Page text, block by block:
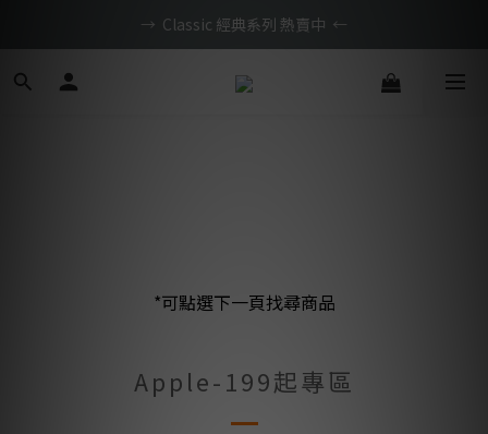
BTS限定優惠滿額現折再送好禮 → 手刀下單
→  Classic 經典系列 熱賣中  ←
旗艦新機．限時46折起，滿額再免運
*可點選下一頁找尋商品
Apple-199起專區